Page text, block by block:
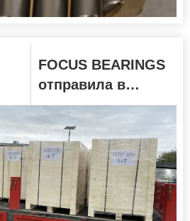
FOCUS BEARINGS
отправила в
Казахстан 5000
штук своих
высококачественных
подшипников